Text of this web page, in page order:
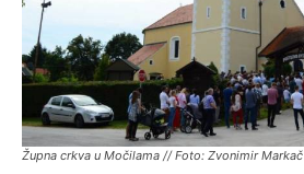
Župna crkva u Močilama // Foto: Zvonimir Markač